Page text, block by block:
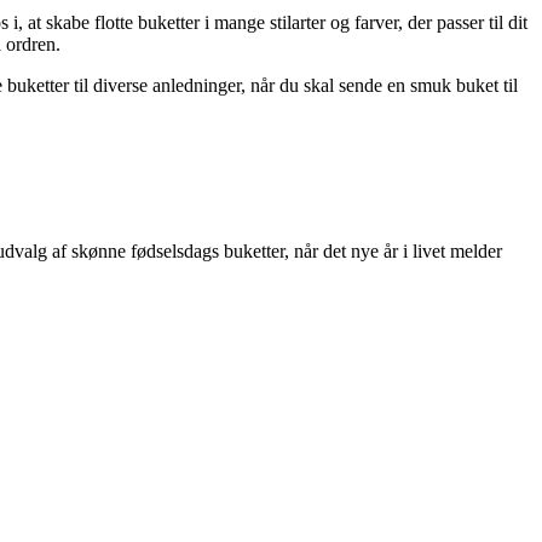
at skabe flotte buketter i mange stilarter og farver, der passer til dit
ordren.
til diverse anledninger, når du skal sende en smuk buket til
af skønne fødselsdags buketter, når det nye år i livet melder